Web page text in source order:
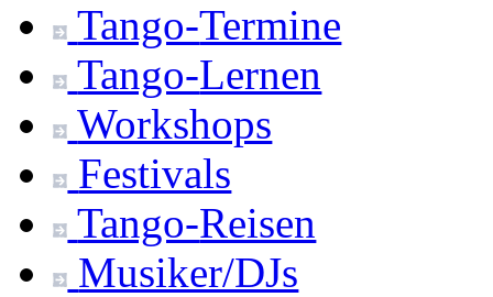
Tango-Termine
Tango-Lernen
Workshops
Festivals
Tango-Reisen
Musiker/DJs